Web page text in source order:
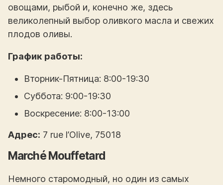
овощами, рыбой и, конечно же, здесь
великолепный выбор оливкого масла и свежих
плодов оливы.
График работы:
Вторник-Пятница: 8:00-19:30
Суббота: 9:00-19:30
Воскресение: 8:00-13:00
Адрес: 7 rue l’Olive, 75018
Marché Mouffetard
Немного старомодный, но один из самых